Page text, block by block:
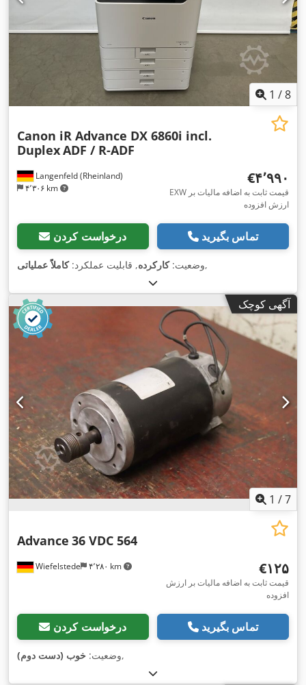
1 /8
Langenfeld (Rheinland)
۴٬۳۰۶ km
Canon iR Advance DX 6860i incl.
DuplexADF / R-ADF
‎€۴٬۹۹۰
EXW قیمت ثابت به اضافه مالیات بر
ارزش افزوده
درخواست کردن تماس بگیرید
وضعیت:کارکرده, قابلیت عملکرد:کاملاً عملیاتی ,
آگهی کوچک
1 /7
Wiefelstede ۴٬۲۸۰ km
Advance 36 VDC 564
‎€۱۲۵
قیمت ثابت به اضافه مالیات بر ارزش
افزوده
درخواست کردن تماس بگیرید
وضعیت: خوب (دست دوم) ,